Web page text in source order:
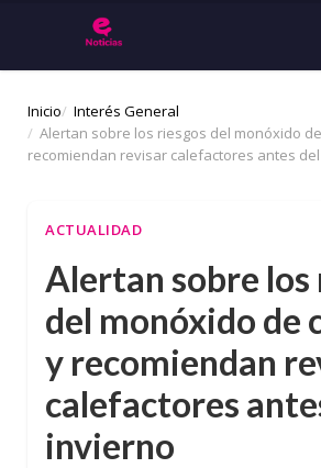
Inicio
Interés General
Alertan sobre los riesgos del monóxido
recomiendan revisar calefactores antes
ACTUALIDAD
Alertan sobre los
del monóxido de
y recomiendan
calefactores
invierno